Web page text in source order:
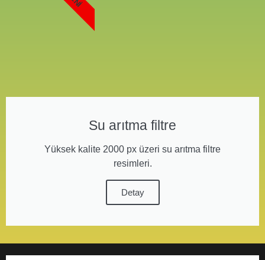
Su arıtma filtre
Yüksek kalite 2000 px üzeri su arıtma filtre
resimleri.
Detay